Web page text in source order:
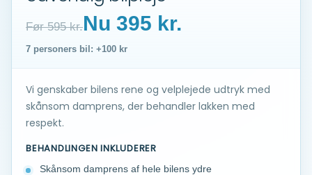
Før 595 kr.Nu 395 kr.
7 personers bil: +100 kr
Vi genskaber bilens rene og velplejede udtryk med
skånsom damprens, der behandler lakken med
respekt.
BEHANDLINGEN INKLUDERER
Skånsom damprens af hele bilens ydre